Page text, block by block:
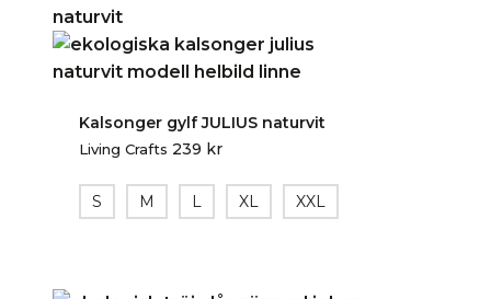
Kalsonger gylf JULIUS naturvit
Living Crafts 239 kr
S M L XL XXL